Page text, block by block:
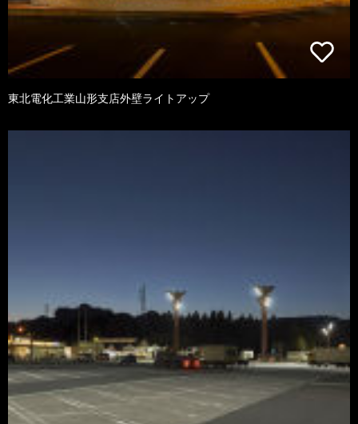
東北電化工業山形支店外壁ライトアップ